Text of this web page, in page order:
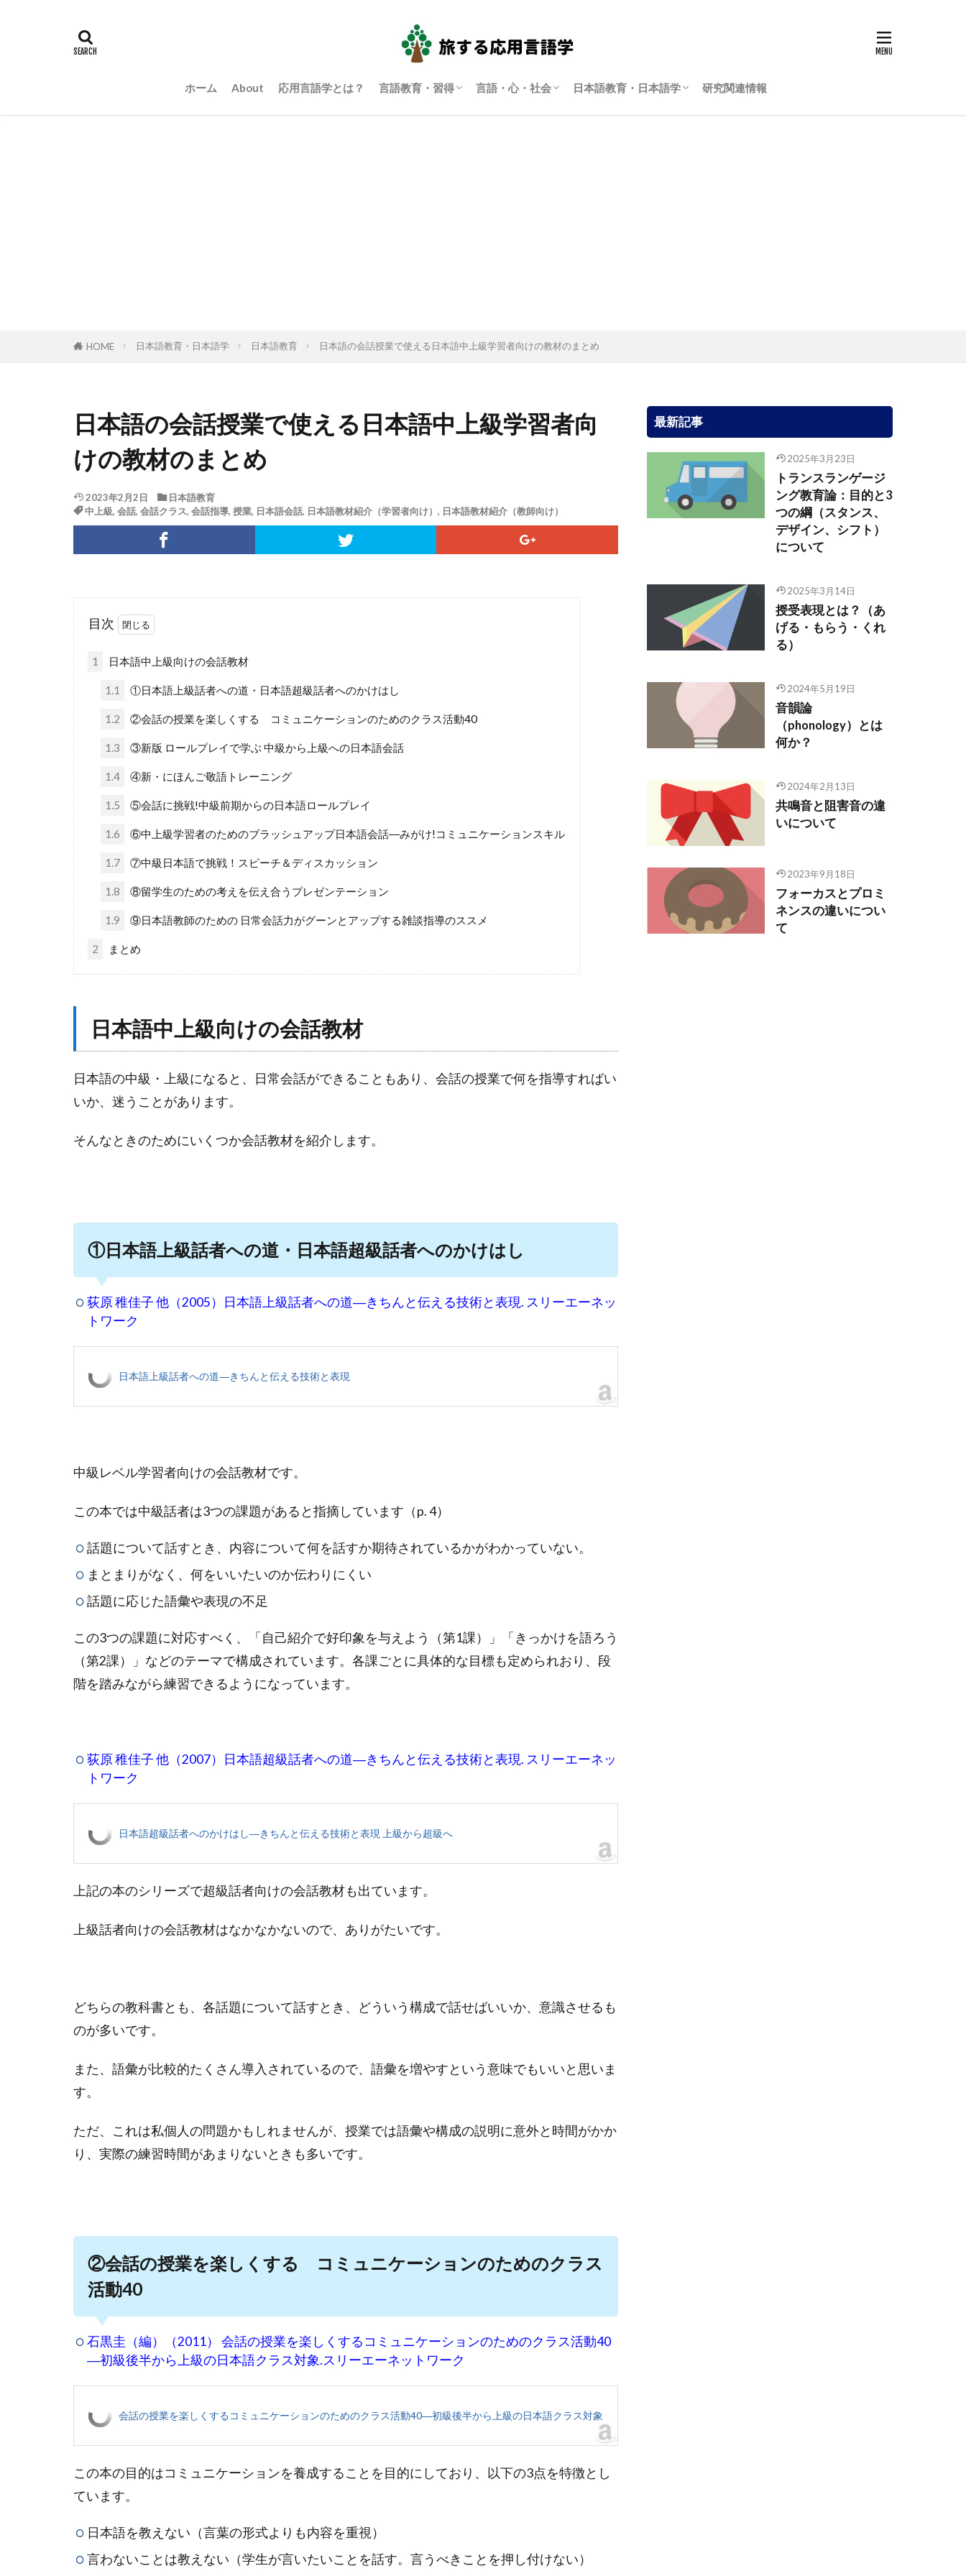
ホーム About 応用言語学とは？ 言語教育・習得 言語・心・社会 日本語教育・日本語学 研究関連情報
HOME 日本語教育・日本語学 日本語教育 日本語の会話授業で使える日本語中上級学習者向けの教材のまとめ
日本語の会話授業で使える日本語中上級学習者向
けの教材のまとめ
2023年2月2日
日本語教育
中上級, 会話, 会話クラス, 会話指導, 授業, 日本語会話, 日本語教材紹介（学習者向け） , 日本語教材紹介（教師向け）
目次
1 日本語中上級向けの会話教材
1.1 ①日本語上級話者への道・日本語超級話者へのかけはし
1.2 ②会話の授業を楽しくする コミュニケーションのためのクラス活動40
1.3 ③新版 ロールプレイで学ぶ 中級から上級への日本語会話
1.4 ④新・にほんご敬語トレーニング
1.5 ⑤会話に挑戦!中級前期からの日本語ロールプレイ
1.6 ⑥中上級学習者のためのブラッシュアップ日本語会話―みがけ!コミュニケーションスキル
1.7 ⑦中級日本語で挑戦！スピーチ＆ディスカッション
1.8 ⑧留学生のための考えを伝え合うプレゼンテーション
1.9 ⑨日本語教師のための 日常会話力がグーンとアップする雑談指導のススメ
2 まとめ
日本語中上級向けの会話教材
日本語の中級・上級になると、日常会話ができることもあり、会話の授業で何を指導すればい
いか、迷うことがあります。
そんなときのためにいくつか会話教材を紹介します。
①日本語上級話者への道・日本語超級話者へのかけはし
荻原 稚佳子 他（2005）日本語上級話者への道―きちんと伝える技術と表現. スリーエーネッ
トワーク
日本語上級話者への道―きちんと伝える技術と表現
中級レベル学習者向けの会話教材です。
この本では中級話者は3つの課題があると指摘しています（p. 4）
話題について話すとき、内容について何を話すか期待されているかがわかっていない。
まとまりがなく、何をいいたいのか伝わりにくい
話題に応じた語彙や表現の不足
この3つの課題に対応すべく、「自己紹介で好印象を与えよう（第1課）」「きっかけを語ろう
（第2課）」などのテーマで構成されています。各課ごとに具体的な目標も定められおり、段
階を踏みながら練習できるようになっています。
荻原 稚佳子 他（2007）日本語超級話者への道―きちんと伝える技術と表現. スリーエーネッ
トワーク
日本語超級話者へのかけはし―きちんと伝える技術と表現 上級から超級へ
上記の本のシリーズで超級話者向けの会話教材も出ています。
上級話者向けの会話教材はなかなかないので、ありがたいです。
どちらの教科書とも、各話題について話すとき、どういう構成で話せばいいか、意識させるも
のが多いです。
また、語彙が比較的たくさん導入されているので、語彙を増やすという意味でもいいと思いま
す。
ただ、これは私個人の問題かもしれませんが、授業では語彙や構成の説明に意外と時間がかか
り、実際の練習時間があまりないときも多いです。
②会話の授業を楽しくする コミュニケーションのためのクラス
活動40
石黒圭（編）（2011） 会話の授業を楽しくするコミュニケーションのためのクラス活動40
―初級後半から上級の日本語クラス対象.スリーエーネットワーク
会話の授業を楽しくするコミュニケーションのためのクラス活動40―初級後半から上級の日本語クラス対象
この本の目的はコミュニケーションを養成することを目的にしており、以下の3点を特徴とし
ています。
日本語を教えない（言葉の形式よりも内容を重視）
言わないことは教えない（学生が言いたいことを話す。言うべきことを押し付けない）
最新記事
2025年3月23日
トランスランゲージ
ング教育論：目的と3
つの綱（スタンス、
デザイン、シフト）
について
2025年3月14日
授受表現とは？（あ
げる・もらう・くれ
る）
2024年5月19日
音韻論
（phonology）とは
何か？
2024年2月13日
共鳴音と阻害音の違
いについて
2023年9月18日
フォーカスとプロミ
ネンスの違いについ
て